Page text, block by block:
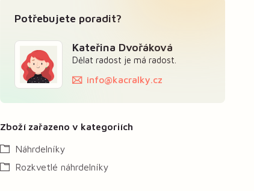
Potřebujete poradit?
Kateřina Dvořáková
Dělat radost je má radost.
info@kacralky.cz
Zboží zařazeno v kategoriích
Náhrdelníky
Rozkvetlé náhrdelníky